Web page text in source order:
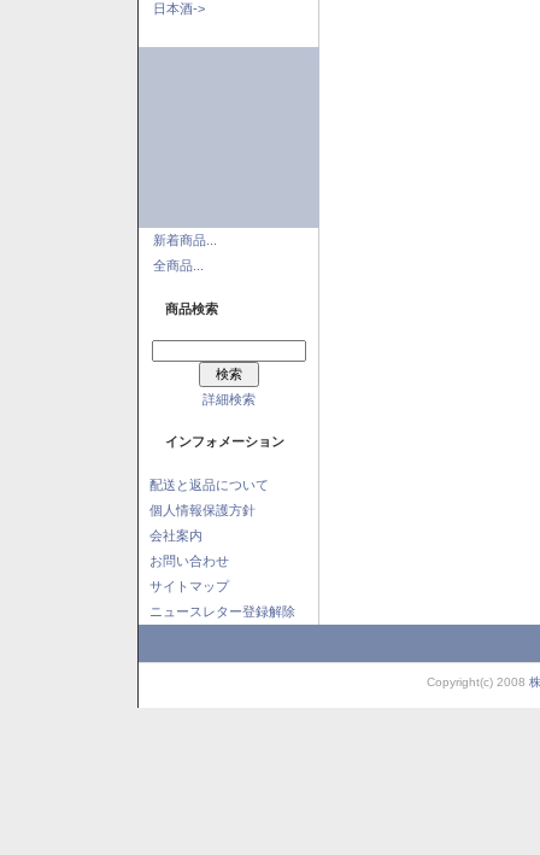
日本酒->
新着商品...
全商品...
商品検索
詳細検索
インフォメーション
配送と返品について
個人情報保護方針
会社案内
お問い合わせ
サイトマップ
ニュースレター登録解除
Copyright(c) 2008